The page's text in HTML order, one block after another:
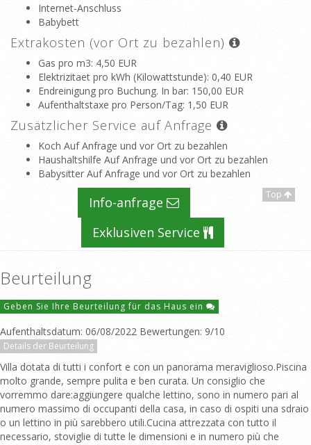
Internet-Anschluss
Babybett
Extrakosten (vor Ort zu bezahlen)
Gas pro m3: 4,50 EUR
Elektrizitaet pro kWh (Kilowattstunde): 0,40 EUR
Endreinigung pro Buchung. In bar: 150,00 EUR
Aufenthaltstaxe pro Person/Tag: 1,50 EUR
Zusätzlicher Service auf Anfrage
Koch Auf Anfrage und vor Ort zu bezahlen
Haushaltshilfe Auf Anfrage und vor Ort zu bezahlen
Babysitter Auf Anfrage und vor Ort zu bezahlen
Top
Info-anfrage
Exklusiven Service
Beurteilung
Geben Sie Ihre Beurteilung für das Haus ein
Aufenthaltsdatum: 06/08/2022 Bewertungen: 9/10
Details der Beurteilung
Villa dotata di tutti i confort e con un panorama meraviglioso.Piscina
molto grande, sempre pulita e ben curata. Un consiglio che
vorremmo dare:aggiungere qualche lettino, sono in numero pari al
numero massimo di occupanti della casa, in caso di ospiti una sdraio
o un lettino in più sarebbero utili.Cucina attrezzata con tutto il
necessario, stoviglie di tutte le dimensioni e in numero più che